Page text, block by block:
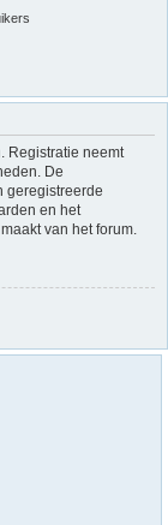
Registratie neemt
De
geregistreerde
en het
van het forum.